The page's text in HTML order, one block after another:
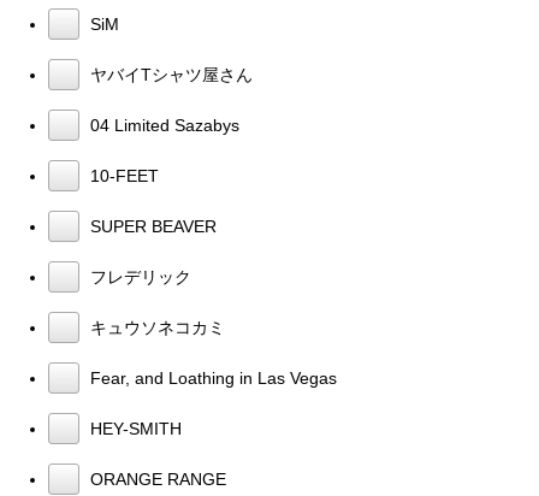
SiM
ヤバイTシャツ屋さん
04 Limited Sazabys
10-FEET
SUPER BEAVER
フレデリック
キュウソネコカミ
Fear, and Loathing in Las Vegas
HEY-SMITH
ORANGE RANGE